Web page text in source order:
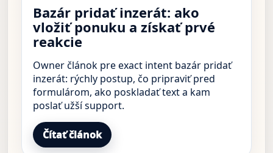
Bazár pridať inzerát: ako
vložiť ponuku a získať prvé
reakcie
Owner článok pre exact intent bazár pridať
inzerát: rýchly postup, čo pripraviť pred
formulárom, ako poskladať text a kam
poslať užší support.
Čítať článok